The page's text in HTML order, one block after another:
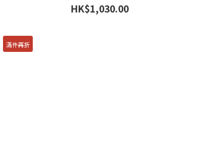
HK$1,030.00
滿件再折